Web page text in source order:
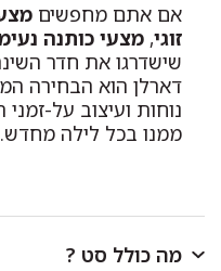
אם אתם מחפשים
זוגי, מצעי כותנה
שישדרגו את חדר
דארלן הוא הבחירה
נוחות ועיצוב על-
ממנו בכל לילה מחדש.
מה כולל סט ?